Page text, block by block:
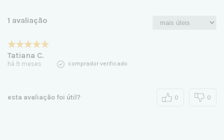
1 avaliação
Tatiana C.
há 9 meses comprador verificado
esta avaliação foi útil? 0 0